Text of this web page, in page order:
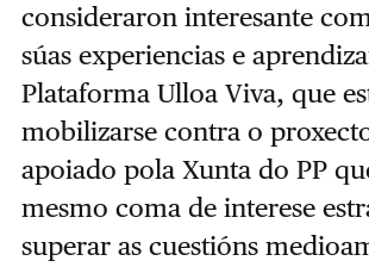
consideraron interesante
súas experiencias e
Plataforma Ulloa Viva, que
mobilizarse contra o
apoiado pola Xunta do PP
mesmo coma de interese
superar as cuestións